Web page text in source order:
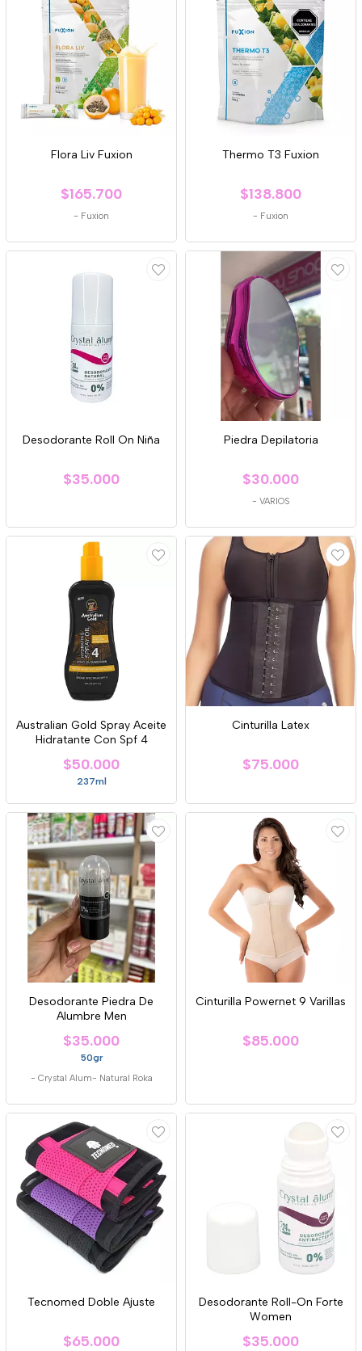
Flora Liv Fuxion
$165.700
- Fuxion
Thermo T3 Fuxion
$138.800
- Fuxion
Desodorante Roll On Niña
$35.000
Piedra Depilatoria
$30.000
- VARIOS
Australian Gold Spray Aceite
Hidratante Con Spf 4
$50.000
237ml
Cinturilla Latex
$75.000
Desodorante Piedra De
Alumbre Men
$35.000
50gr
- Crystal Alum- Natural Roka
Cinturilla Powernet 9 Varillas
$85.000
Tecnomed Doble Ajuste
$65.000
Desodorante Roll-On Forte
Women
$35.000